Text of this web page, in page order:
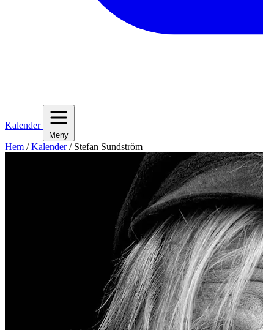
Kalender
Meny
Hem /Kalender/ Stefan Sundström